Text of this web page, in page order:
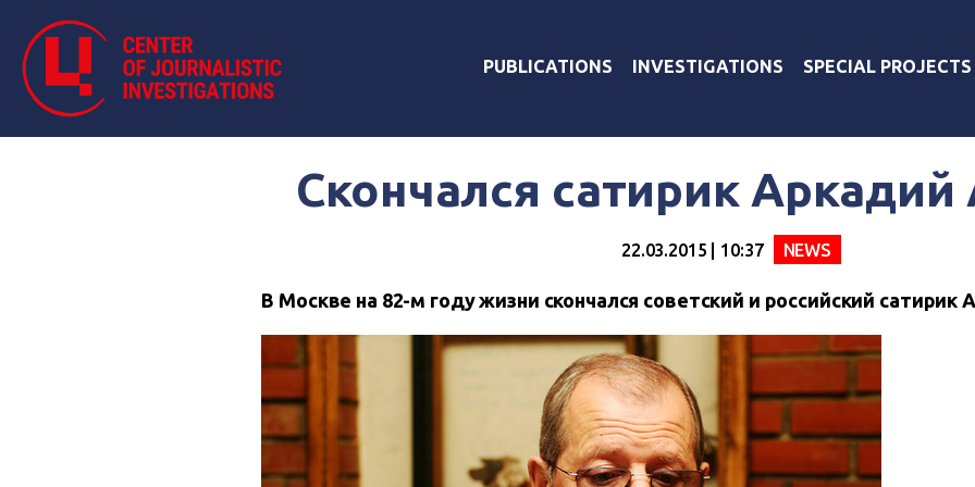
PUBLICATIONS INVESTIGATIONS SPECIAL PROJECTS
Скончался сатирик Аркадий
22.03.2015 | 10:37 NEWS
В Москве на 82-м году жизни скончался советский и российский сатирик